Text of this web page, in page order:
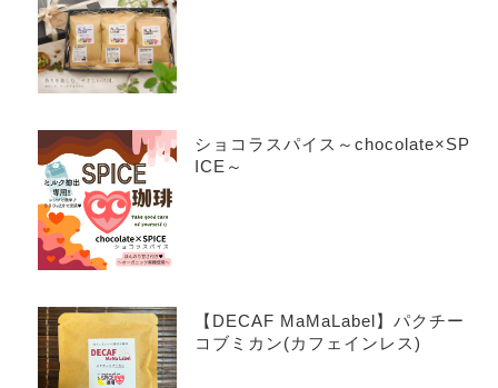
ショコラスパイス～chocolate×SP
ICE～
【DECAF MaMaLabel】パクチー
コブミカン(カフェインレス)